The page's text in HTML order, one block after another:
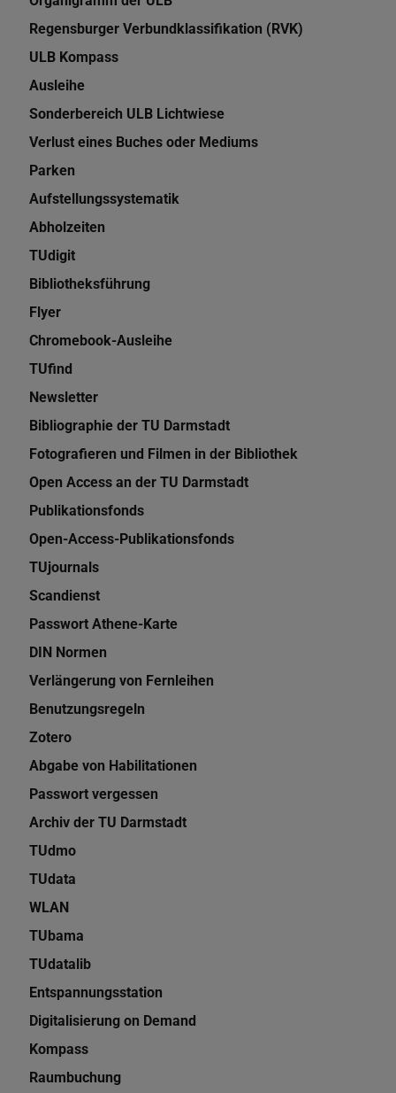
Regensburger Verbundklassifikation (RVK)
ULB Kompass
Ausleihe
Sonderbereich ULB Lichtwiese
Verlust eines Buches oder Mediums
Parken
Aufstellungssystematik
Abholzeiten
TUdigit
Bibliotheksführung
Flyer
Chromebook-Ausleihe
TUfind
Newsletter
Bibliographie der TU Darmstadt
Fotografieren und Filmen in der Bibliothek
Open Access an der TU Darmstadt
Publikationsfonds
Open-Access-Publikationsfonds
TUjournals
Scandienst
Passwort Athene-Karte
DIN Normen
Verlängerung von Fernleihen
Benutzungsregeln
Zotero
Abgabe von Habilitationen
Passwort vergessen
Archiv der TU Darmstadt
TUdmo
TUdata
WLAN
TUbama
TUdatalib
Entspannungsstation
Digitalisierung on Demand
Kompass
Raumbuchung